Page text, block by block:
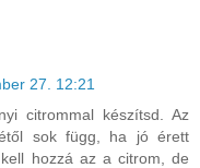
27. 12:21
citrommal készítsd. Az
sok függ, ha jó érett
hozzá az a citrom, de